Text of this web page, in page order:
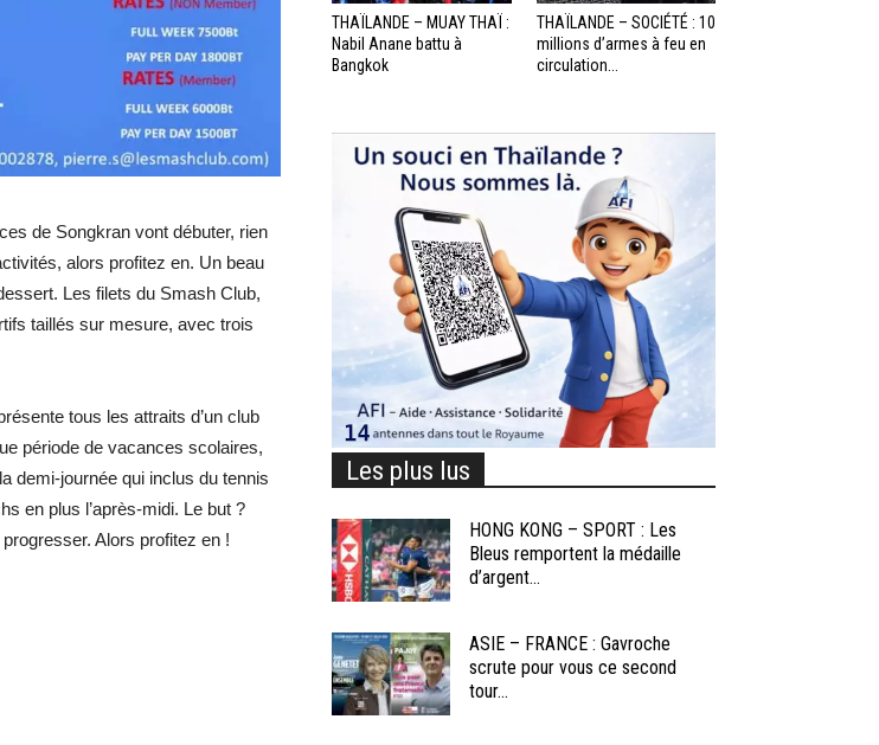
de Songkran vont débuter, rien
alors profitez en. Un beau
Les filets du Smash Club,
taillés sur mesure, avec trois
tous les attraits d’un club
période de vacances scolaires,
demi-journée qui inclus du tennis
en plus l’après-midi. Le but ?
Alors profitez en !
THAÏLANDE – MUAY THAÏ :
Nabil Anane battu à
Bangkok
THAÏLANDE – SOCIÉTÉ : 10
millions d’armes à feu en
circulation...
Les plus lus
HONG KONG – SPORT : Les
Bleus remportent la médaille
d’argent...
ASIE – FRANCE : Gavroche
scrute pour vous ce second
tour...